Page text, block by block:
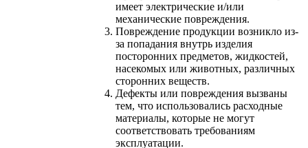
имеет электрические и/или
механические повреждения.
Повреждение продукции возникло из-
за попадания внутрь изделия
посторонних предметов, жидкостей,
насекомых или животных, различных
сторонних веществ.
Дефекты или повреждения вызваны
тем, что использовались расходные
материалы, которые не могут
соответствовать требованиям
эксплуатации.